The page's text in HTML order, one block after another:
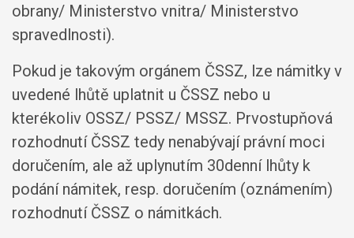
obrany/ Ministerstvo vnitra/ Ministerstvo
spravedlnosti).
Pokud je takovým orgánem ČSSZ, lze námitky v
uvedené lhůtě uplatnit u ČSSZ nebo u
kterékoliv OSSZ/ PSSZ/ MSSZ. Prvostupňová
rozhodnutí ČSSZ tedy nenabývají právní moci
doručením, ale až uplynutím 30denní lhůty k
podání námitek, resp. doručením (oznámením)
rozhodnutí ČSSZ o námitkách.